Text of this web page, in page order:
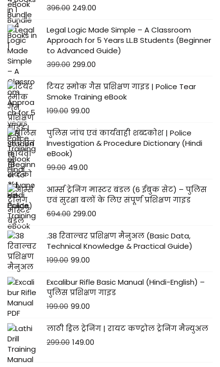
396.00 249.00
Legal Logic Made Simple – A Classroom
Approach for 5 Years LL.B Students (Beginner
to Advanced Guide)
399.00 299.00
टियर स्मोक गैस प्रशिक्षण गाइड | Police Tear
Smoke Training eBook
199.00 99.00
पुलिस जांच एवं कार्यवाही शब्दकोश | Police
Investigation & Procedure Dictionary (Hindi
eBook)
99.00 49.00
आर्म्स ट्रेनिंग मास्टर बंडल (6 ईबुक सेट) – पुलिस
एवं सुरक्षा बलों के लिए संपूर्ण प्रशिक्षण गाइड
694.00 299.00
.38 रिवाल्वर प्रशिक्षण मैनुअल (Basic Data,
Technical Knowledge & Practical Guide)
199.00 99.00
Excalibur Rifle Basic Manual (Hindi-English) –
पुलिस प्रशिक्षण गाइड
199.00 99.00
लाठी ड्रिल ट्रेनिंग | रायट कण्ट्रोल ट्रेनिंग मैन्युअल
299.00 149.00